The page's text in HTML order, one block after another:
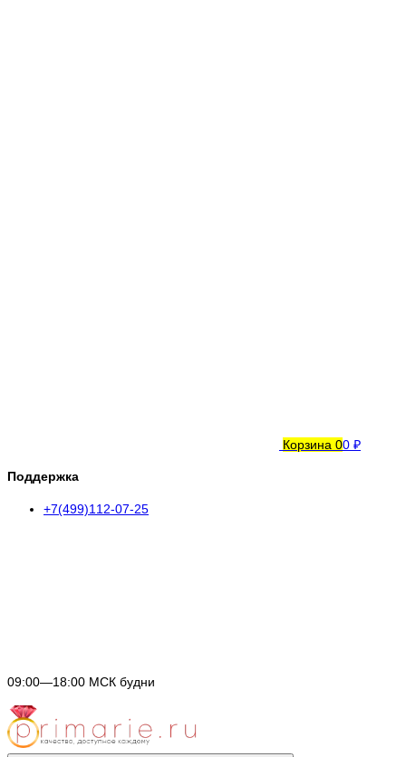
Корзина 00 ₽
Поддержка
+7(499)112-07-25
09:00—18:00 МСК будни